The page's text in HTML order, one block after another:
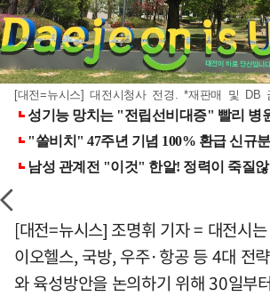
[대전=뉴시스] 대전시청사 전경. *재판매 및 DB
[대전=뉴시스] 조명휘 기자 = 대전시
이오헬스, 국방, 우주·항공 등 4대 전
와 육성방안을 논의하기 위해 30일부